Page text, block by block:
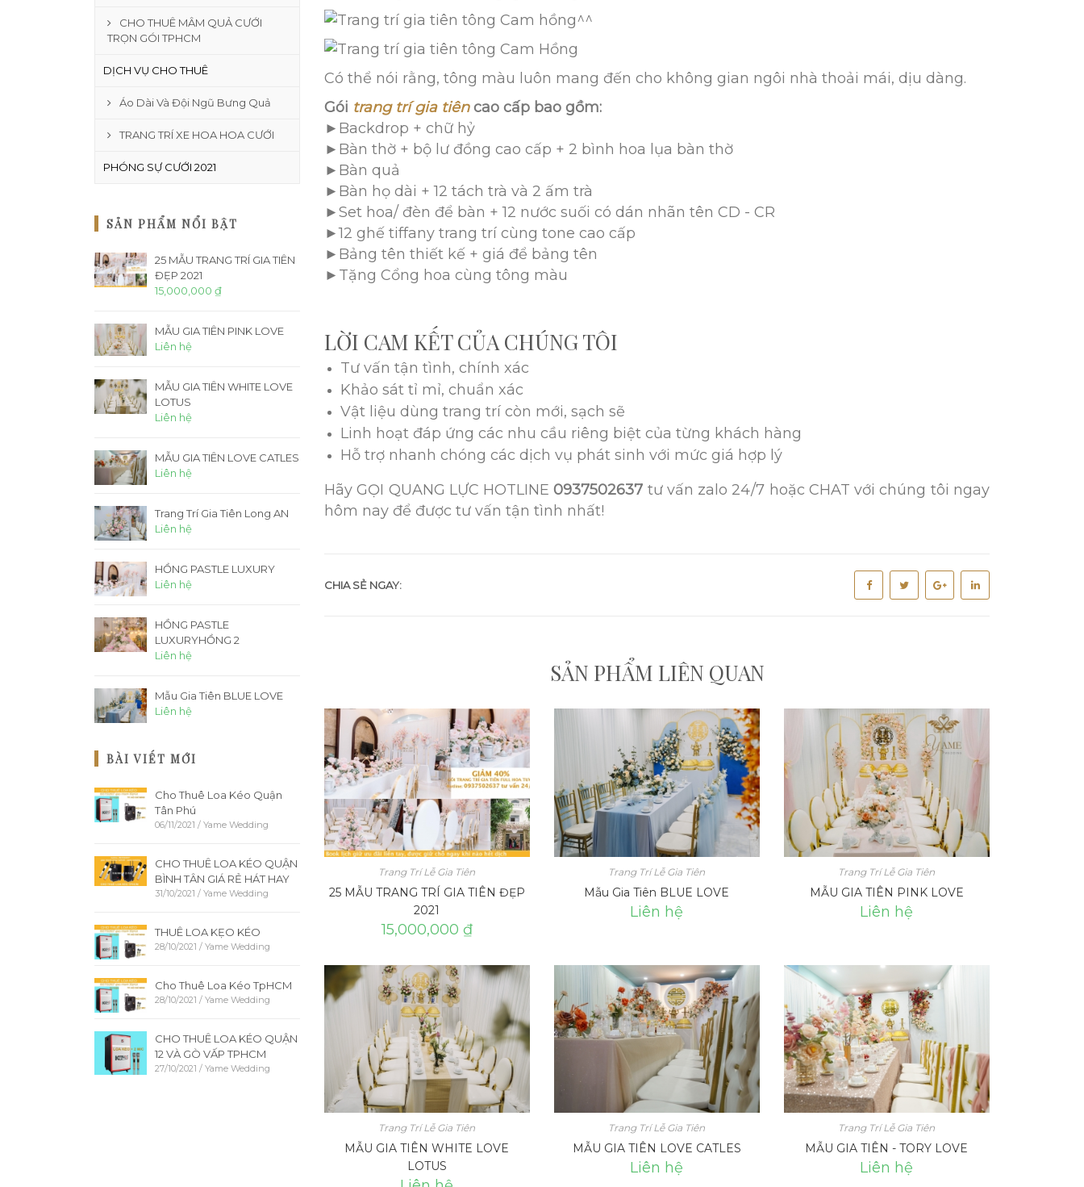
^^
Có thể nói rằng, tông màu luôn mang đến cho không gian ngôi nhà thoải mái, dịu dàng.
Gói trang trí gia tiêncao cấp bao gồm:
►Backdrop + chữ hỷ
►Bàn thờ + bộ lư đồng cao cấp + 2 bình hoa lụa bàn thờ
►Bàn quả
►Bàn họ dài + 12 tách trà và 2 ấm trà
►Set hoa/ đèn để bàn + 12 nước suối có dán nhãn tên CD - CR
►12 ghế tiffany trang trí cùng tone cao cấp
►Bảng tên thiết kế + giá để bảng tên
►Tặng Cổng hoa cùng tông màu
LỜI CAM KẾT CỦA CHÚNG TÔI
Tư vấn tận tình, chính xác
Khảo sát tỉ mỉ, chuẩn xác
Vật liệu dùng trang trí còn mới, sạch sẽ
Linh hoạt đáp ứng các nhu cầu riêng biệt của từng khách hàng
Hỗ trợ nhanh chóng các dịch vụ phát sinh với mức giá hợp lý
Hãy GỌI QUANG LỰC HOTLINE0937502637 tư vấn zalo 24/7 hoặc CHAT với chúng tôi ngay
hôm nay để được tư vấn tận tình nhất!
CHIA SẺ NGAY:
SẢN PHẨM LIÊN QUAN
Trang Trí Lễ Gia Tiên
25 MẪU TRANG TRÍ GIA TIÊN ĐẸP
2021
15,000,000 ₫
Trang Trí Lễ Gia Tiên
Mẫu Gia Tiên BLUE LOVE
Liên hệ
Trang Trí Lễ Gia Tiên
MẪU GIA TIÊN PINK LOVE
Liên hệ
Trang Trí Lễ Gia Tiên
MẪU GIA TIÊN WHITE LOVE
LOTUS
Trang Trí Lễ Gia Tiên
MẪU GIA TIÊN LOVE CATLES
Liên hệ
Trang Trí Lễ Gia Tiên
MẪU GIA TIÊN - TORY LOVE
Liên hệ
CHO THUÊ MÂM QUẢ CƯỚI
TRỌN GÓI TPHCM
DỊCH VỤ CHO THUÊ
Áo Dài Và Đội Ngũ Bưng Quả
TRANG TRÍ XE HOA HOA CƯỚI
PHÓNG SỰ CƯỚI 2021
SẢN PHẨM NỔI BẬT
25 MẪU TRANG TRÍ GIA TIÊN
ĐẸP 2021
15,000,000 ₫
MẪU GIA TIÊN PINK LOVE
Liên hệ
MẪU GIA TIÊN WHITE LOVE
LOTUS
Liên hệ
MẪU GIA TIÊN LOVE CATLES
Liên hệ
Trang Trí Gia Tiên Long AN
Liên hệ
HỒNG PASTLE LUXURY
Liên hệ
HỒNG PASTLE
LUXURYHỒNG 2
Liên hệ
Mẫu Gia Tiên BLUE LOVE
Liên hệ
BÀI VIẾT MỚI
Cho Thuê Loa Kéo Quận
Tân Phú
06/11/2021 / Yame Wedding
CHO THUÊ LOA KÉO QUẬN
BÌNH TÂN GIÁ RẺ HÁT HAY
31/10/2021 / Yame Wedding
THUÊ LOA KẸO KÉO
28/10/2021 / Yame Wedding
Cho Thuê Loa Kéo TpHCM
28/10/2021 / Yame Wedding
CHO THUÊ LOA KÉO QUẬN
12 VÀ GÒ VẤP TPHCM
27/10/2021 / Yame Wedding